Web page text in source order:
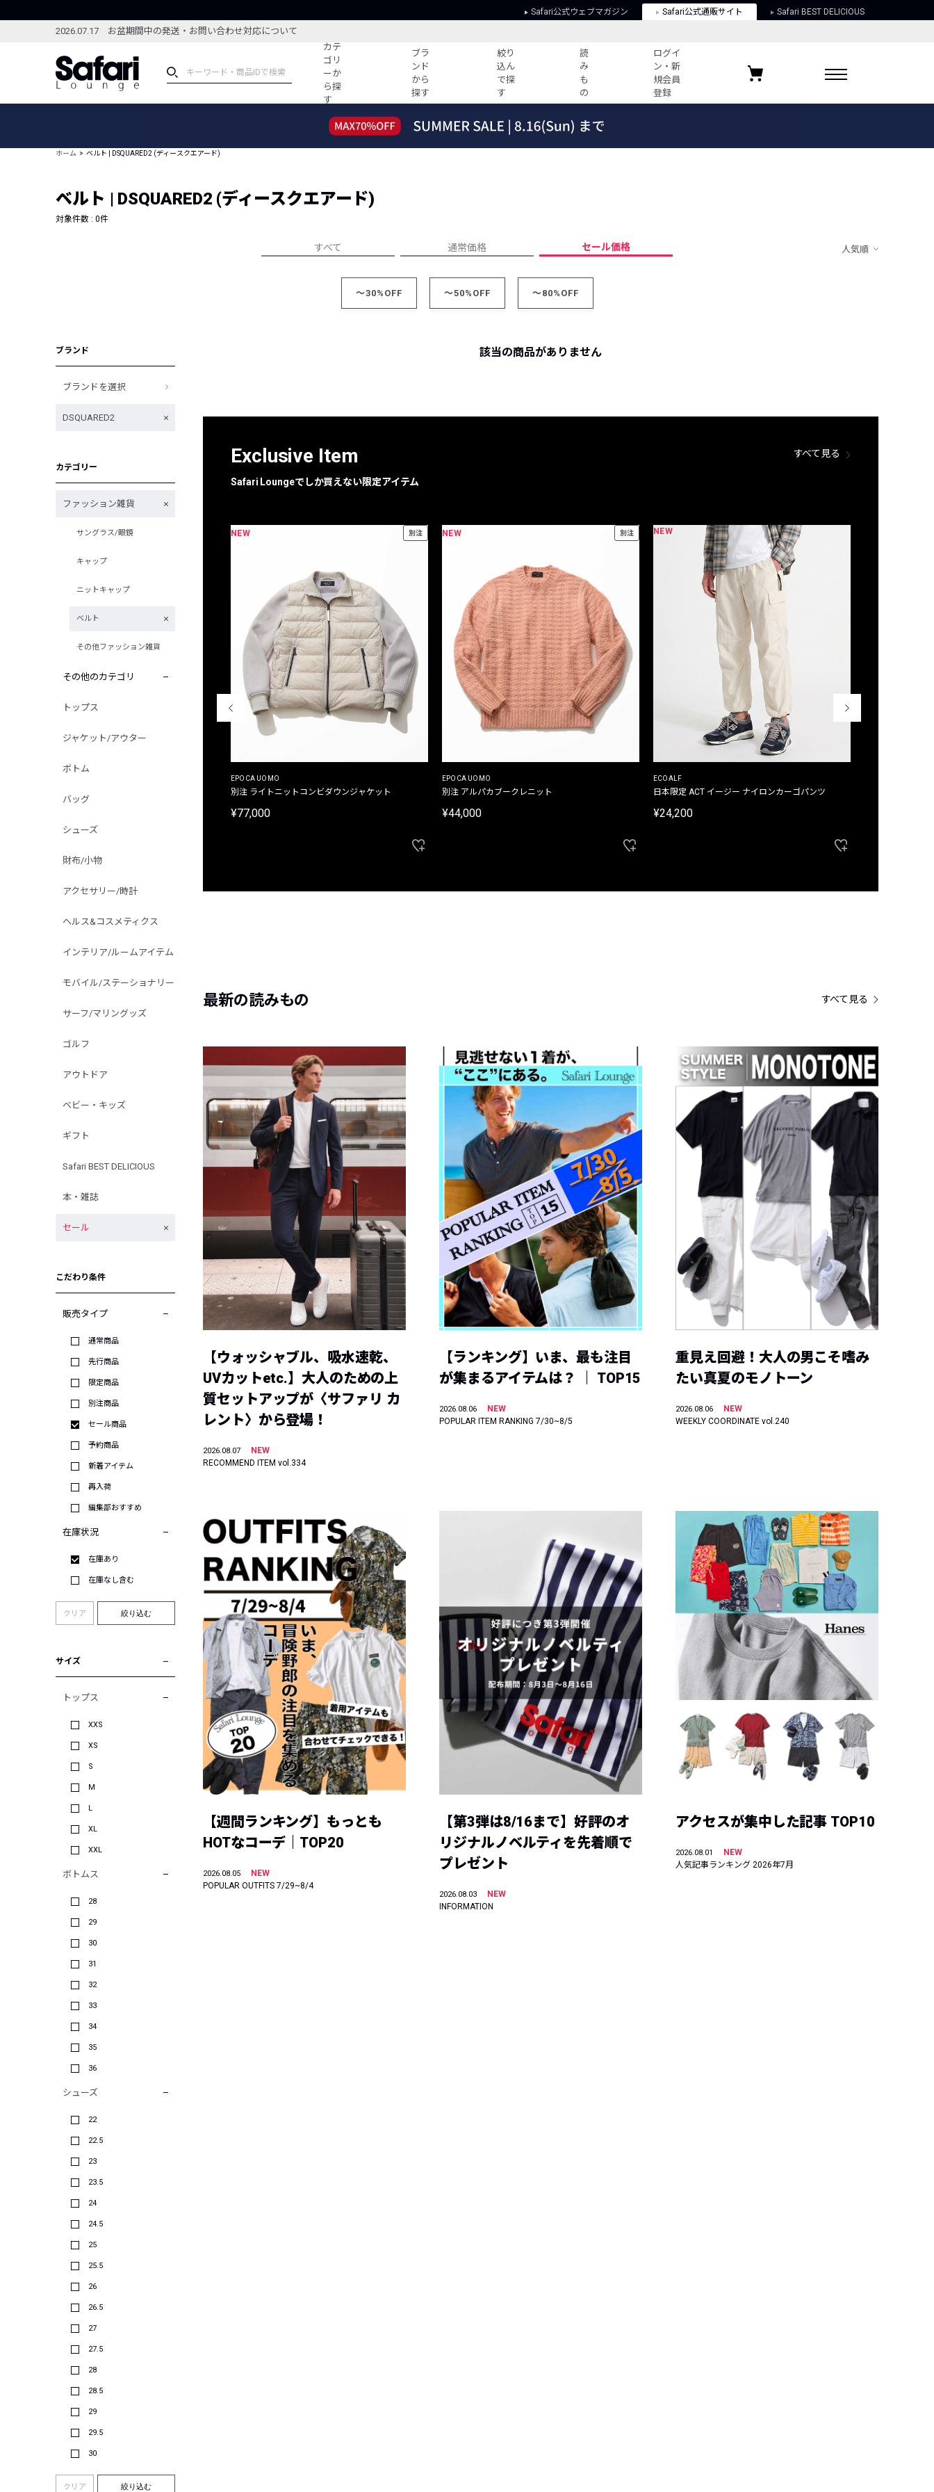
Safari公式ウェブマガジン Safari公式通販サイト Safari BEST DELICIOUS
2026.07.17 お盆期間中の発送・お問い合わせ対応について
カテ
ゴリ
ーか
ら探
す
ブラ
ンド
から
探す
絞り
込ん
で探
す
読
み
も
の
ログイ
ン・新
規会員
登録
ブランドから探す
新着アイテム
編集部のおすすめアイテム
コーディネート
すべての記事
人気記事ランキング
ウィークリーコーデ
プライバシーポリシー
お気に入りブランド
ホーム ベルト | DSQUARED2 (ディースクエアード)
ベルト | DSQUARED2 (ディースクエアード)
対象件数 : 0件
すべて 通常価格 セール価格 人気順
～30%OFF ～50%OFF ～80%OFF
ブランド
ブランドを選択
DSQUARED2
カテゴリー
ファッション雑貨
サングラス/眼鏡
キャップ
ニットキャップ
ベルト
その他ファッション雑貨
その他のカテゴリ
トップス
ジャケット/アウター
ボトム
バッグ
シューズ
財布/小物
アクセサリー/時計
ヘルス&コスメティクス
インテリア/ルームアイテム
モバイル/ステーショナリー
サーフ/マリングッズ
ゴルフ
アウトドア
ベビー・キッズ
ギフト
Safari BEST DELICIOUS
本・雑誌
セール
こだわり条件
販売タイプ
通常商品
先行商品
限定商品
別注商品
セール商品
予約商品
新着アイテム
再入荷
編集部おすすめ
在庫状況
在庫あり
在庫なし含む
クリア 絞り込む
サイズ
トップス
XXS
XS
S
M
L
XL
XXL
ボトムス
28
29
30
31
32
33
34
35
36
シューズ
22
22.5
23
23.5
24
24.5
25
25.5
26
26.5
27
27.5
28
28.5
29
29.5
30
クリア 絞り込む
該当の商品がありません
Exclusive Item
Safari Loungeでしか買えない限定アイテム
すべて見る
NEW 別注
EPOCA UOMO
別注 ライトニットコンビダウンジャケット
¥77,000
NEW 別注
EPOCA UOMO
別注 アルパカブークレニット
¥44,000
NEW
ECOALF
日本限定 ACT イージー ナイロンカーゴパンツ
¥24,200
最新の読みもの すべて見る
【ウォッシャブル、吸水速乾、
UVカットetc.】大人のための上
質セットアップが〈サファリ カ
レント〉から登場！
2026.08.07
NEW
RECOMMEND ITEM vol.334
【ランキング】いま、最も注目
が集まるアイテムは？ ｜ TOP15
2026.08.06
NEW
POPULAR ITEM RANKING 7/30~8/5
重見え回避！大人の男こそ嗜み
たい真夏のモノトーン
2026.08.06
NEW
WEEKLY COORDINATE vol.240
【週間ランキング】もっとも
HOTなコーデ｜TOP20
2026.08.05
NEW
POPULAR OUTFITS 7/29~8/4
【第3弾は8/16まで】好評のオ
リジナルノベルティを先着順で
プレゼント
2026.08.03
NEW
INFORMATION
アクセスが集中した記事 TOP10
2026.08.01
NEW
人気記事ランキング 2026年7月